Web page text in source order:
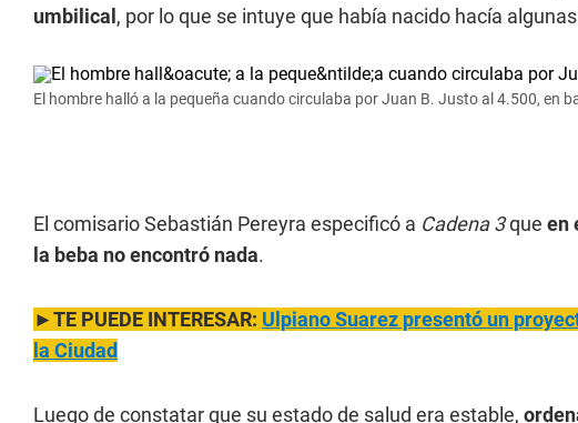
umbilical , por lo que se intuye que había nacido hacía
El hombre halló a la pequeña cuando circulaba por Juan B. Justo al 4.500, en
El comisario Sebastián Pereyra especificó a Cadena 3que en
la beba no encontró nada.
►TE PUEDE INTERESAR: Ulpiano Suarez presentó un
la Ciudad
Luego de constatar que su estado de salud era estable,